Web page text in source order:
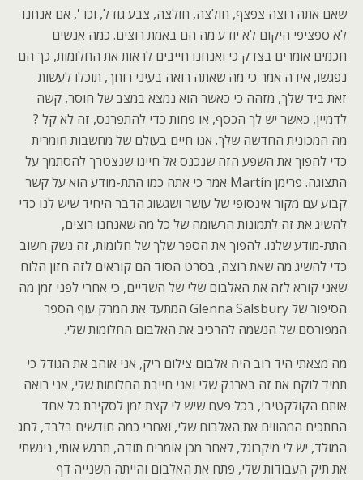
שאם אתה רוצה צפצף, חולצה, חולצה, צבע גודל, וכו ', אם אנחנו
לא ספציפי היקום לא יודע מה הם באמת רוצים. כמה אנשים
חכמים אומרים בצדק כי ואנחנו חייבים לראות את החלומות, כך הם
נפגשו, אידה אמר כי מה שאתה רואה בעיני רוחך, תוכלו לעשות
זאת ביד שלך, מזהה כי כאשר הוא נמצא במצב של חוסר, קשה
לדמיין, כאשר יש לך הכסף, או פחות כדי להתפרנס, זה לא קל ?
מה המכונית החדשה שלך. אנו חיים בעולם של מחשבות חומרית
כדי להפוך את השפע הזה שנכנס אל חיינו שנצטרך להסתמך על
התצוגה. פרימן Martín אמר כי אתה כמו התת-מודע הוא על קשר
קבוע עם מקור אינסופי של עושר ושגשוג הדבר היחיד שיש לנו כדי
להשיג את זה לתמונות הרשומה של כל מה שאנחנו רוצים,
התת-מודע שלנו. להפוך את הספר שלך של חלומות, זה נשק חשוב
כדי להשיג מה שאת רוצה, בסרט הסוד הם קוראים לזה חזון הלוח
שאני קורא לזה את האלבום שלי של השדיים, כי אחרי לפני זמן מה
הסיפור של Glenna Salsbury המתעד את המרק עוף הספר
המפורסם של הנשמה להרכיב את האלבום החלומות שלי.
מה מצאתי היד רוב היה אלבום צילום ריק, אני אוהב את הגודל כי
תמיד לוקח את זה בארנק שלי ואני חייבת החלומות שלי, אני רואה
אותם הקולקטיבי, בכל פעם שיש לי קצת זמן לסקירת כל אחד
החתכים המהווים את האלבום שלי, ואחרי כמה חודשים בלבד, לחג
המולד, יש לי מיקרוגל, לאחר מכן אומרים תודה, תרגש אותי, ניגשתי
את תיק העבודות שלי, פתח את האלבום והייתה השנייה דף